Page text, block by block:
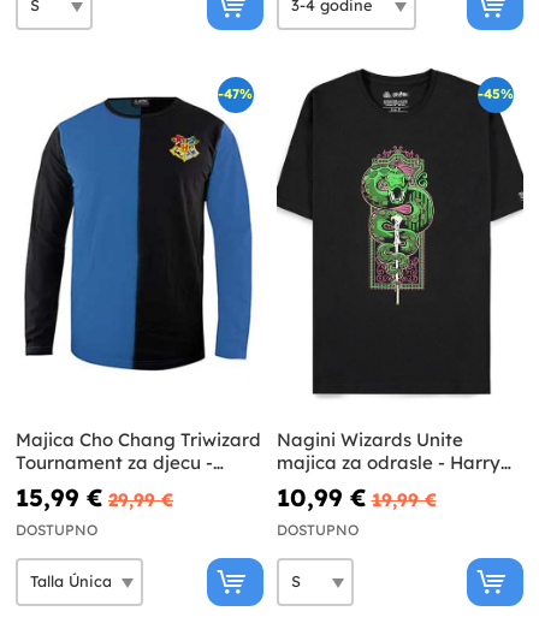
-47%
Majica Cho Chang Triwizard
Tournament za djecu -
Harry Potter
15,99 € 29,99 €
DOSTUPNO
-45%
Nagini Wizards Unite
majica za odrasle - Harry
Potter
10,99 € 19,99 €
DOSTUPNO